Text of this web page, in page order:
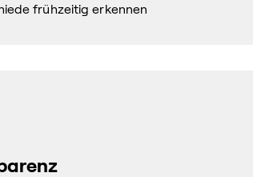
frühzeitig erkennen